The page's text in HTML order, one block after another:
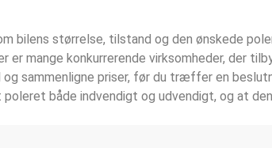
bilens størrelse, tilstand og den ønskede
mange konkurrerende virksomheder, der
sammenligne priser, før du træffer en
både indvendigt og udvendigt, og at